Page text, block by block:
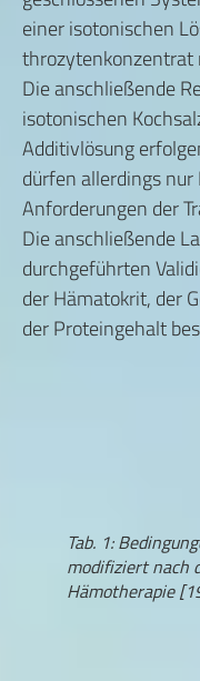
einer isotonischen
throzytenkonzentrat
Die anschließende
isotonischen
Additivlösung
dürfen allerdings nur
Anforderungen der
Die anschließende
durchgeführten
der Hämatokrit, der
der Proteingehalt
Tab. 1:
modifiziert nach
Hämotherapie